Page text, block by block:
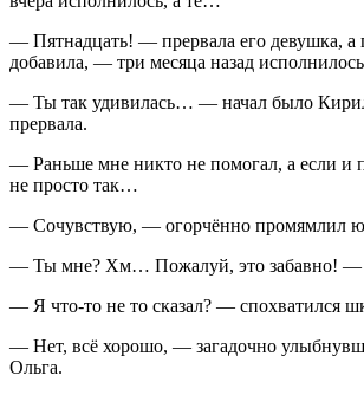
— Пятнадцать! — прервала его девушка, а
добавила, — три месяца назад
— Ты так удивилась… — начал было
прервала.
— Раньше мне никто не помогал, а если и
не просто так…
— Сочувствую, — огорчённо промямлил
— Ты мне? Хм… Пожалуй, это забавно! —
— Я что-то не то сказал? — спохватился
— Нет, всё хорошо, — загадочно
Ольга.